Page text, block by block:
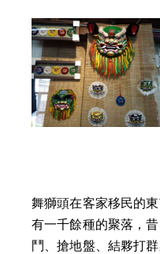
舞獅頭在客家移民的
有一千餘種的聚落，
鬥、搶地盤、結夥打